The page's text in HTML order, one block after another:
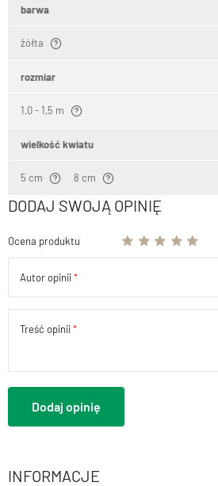
barwa
żółta
rozmiar
1,0 - 1,5 m
wielkość kwiatu
5 cm 8 cm
DODAJ SWOJĄ OPINIĘ
Ocena produktu
Autor opinii
Treść opinii
Dodaj opinię
INFORMACJE